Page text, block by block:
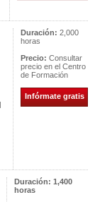
Duración: 2,000
horas
Precio: Consultar
precio en el Centro
de Formación
Infórmate gratis
Duración: 1,400
horas